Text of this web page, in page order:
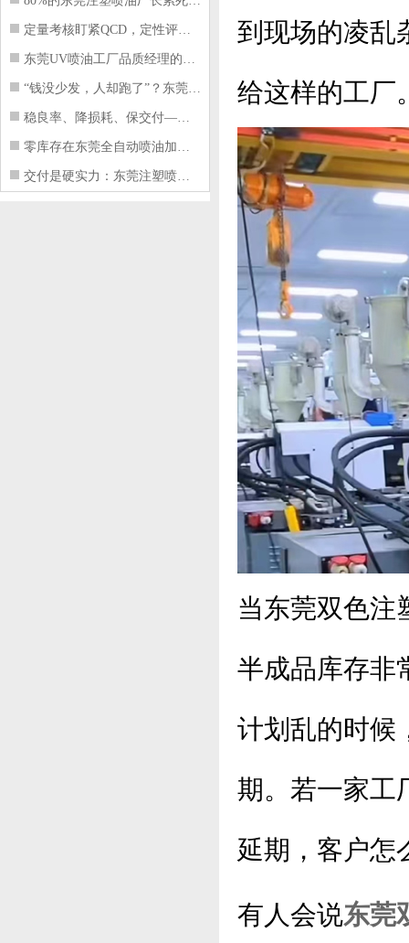
定量考核盯紧QCD，定性评价看好配合
东莞UV喷油工厂品质经理的四项核心管
“钱没少发，人却跑了”？东莞注塑喷油
稳良率、降损耗、保交付——东莞这家U
零库存在东莞全自动喷油加工厂不可行的
交付是硬实力：东莞注塑喷油厂如何用齐
到现场的凌乱
给这样的工厂
当东莞双色注
半成品库存非
计划乱的时候
期。若一家工
延期，客户怎
有人会说东莞